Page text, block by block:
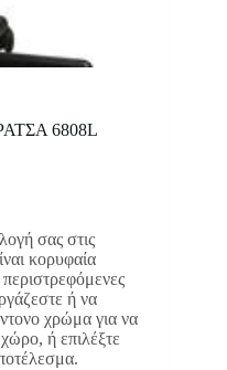
6808L
σας στις
κορυφαία
ή να
χρώμα για να
ή επιλέξτε